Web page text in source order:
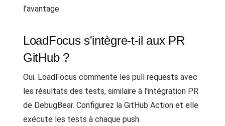
l'avantage.
LoadFocus s'intègre-t-il aux PR
GitHub ?
Oui. LoadFocus commente les pull requests avec
les résultats des tests, similaire à l'intégration PR
de DebugBear. Configurez la GitHub Action et elle
exécute les tests à chaque push.